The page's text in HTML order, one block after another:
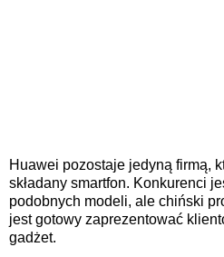
Huawei pozostaje jedyną firmą,
składany smartfon. Konkurenci
podobnych modeli, ale chiński
jest gotowy zaprezentować
gadżet.